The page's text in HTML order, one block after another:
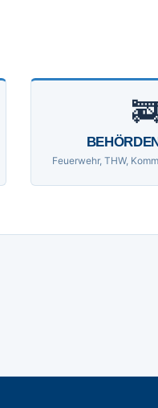
Feuerwehr, THW,